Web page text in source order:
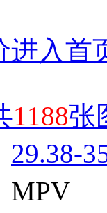
进入首
1188张
29.38-
MPV